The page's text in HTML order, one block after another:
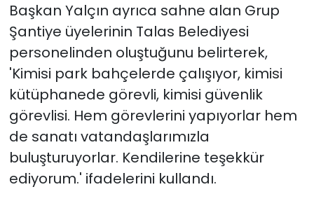
Başkan Yalçın ayrıca sahne alan Grup
Şantiye üyelerinin Talas Belediyesi
personelinden oluştuğunu belirterek,
'Kimisi park bahçelerde çalışıyor, kimisi
kütüphanede görevli, kimisi güvenlik
görevlisi. Hem görevlerini yapıyorlar hem
de sanatı vatandaşlarımızla
buluşturuyorlar. Kendilerine teşekkür
ediyorum.' ifadelerini kullandı.